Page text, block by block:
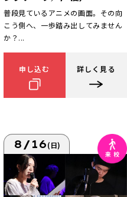
普段見ているアニメの画面。その向
こう側へ、一歩踏み出してみません
か？...
申し込む 詳しく見る
8/16(日)